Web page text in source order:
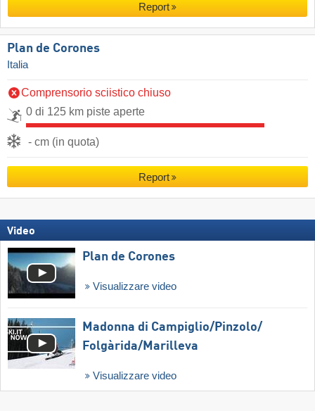
Report
Plan de Corones
Italia
Comprensorio sciistico chiuso
0 di 125 km piste aperte
- cm (in quota)
Report
Video
Plan de Corones
Visualizzare video
Madonna di Campiglio/​Pinzolo/​
Folgàrida/​Marilleva
Visualizzare video